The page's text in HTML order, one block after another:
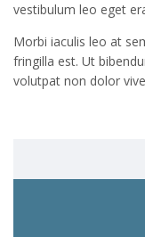
vestibulum leo eget
Morbi iaculis leo at
fringilla est. Ut
volutpat non dolor